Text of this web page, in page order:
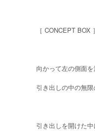
［ CONCEPT BOX ］
向かって左の側面
引き出しの中の無限
引き出しを開けた中